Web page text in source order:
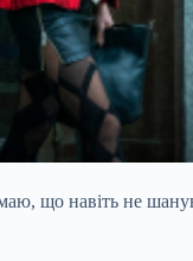
що навіть не